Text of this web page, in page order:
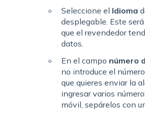
Seleccione el Idioma
desplegable. Este
que el revendedor
datos.
En el campo número
no introduce el
que quieres enviar la
ingresar varios
móvil, sepárelos con